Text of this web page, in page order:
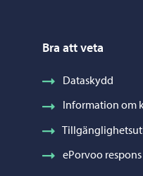
Bra att veta
Dataskydd
Information om
ePorvoo